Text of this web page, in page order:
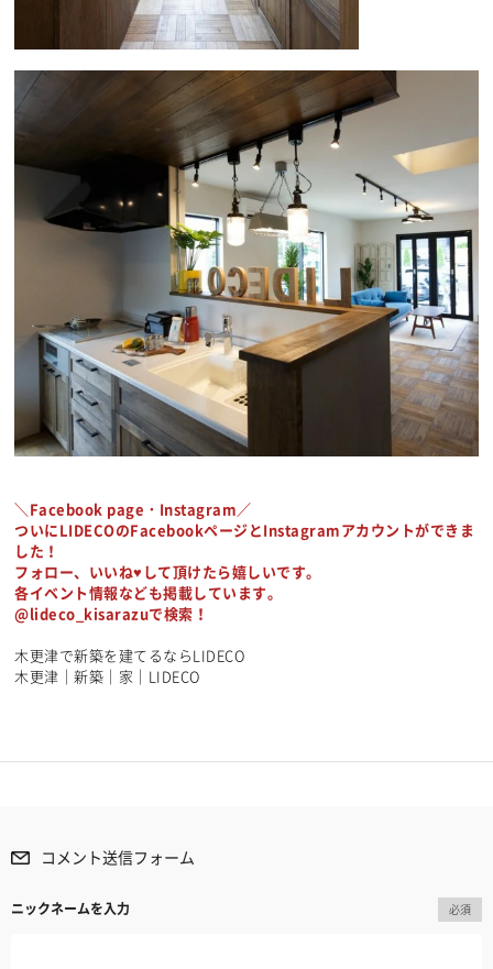
＼Facebook page・Instagram／
ついにLIDECOのFacebookページとInstagramアカウントができま
した！
フォロー、いいね♥して頂けたら嬉しいです。
各イベント情報なども掲載しています。
@lideco_kisarazuで検索！
木更津で新築を建てるならLIDECO
木更津｜新築｜家｜LIDECO
コメント送信フォーム
ニックネームを入力 必須